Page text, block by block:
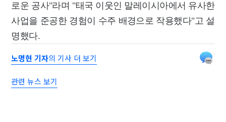
로운 공사"라며 "태국 이웃인 말레이시아에서 유사한
사업을 준공한 경험이 수주 배경으로 작용했다"고 설
명했다.
노명현 기자의 기사 더 보기
관련 뉴스 보기